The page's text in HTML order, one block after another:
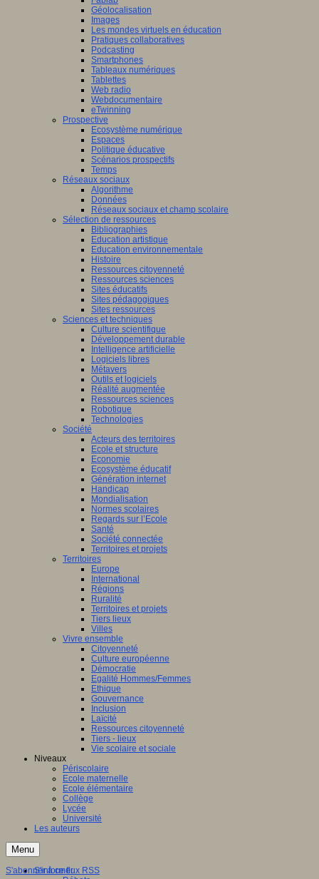
Géolocalisation
Images
Les mondes virtuels en éducation
Pratiques collaboratives
Podcasting
Smartphones
Tableaux numériques
Tablettes
Web radio
Webdocumentaire
eTwinning
Prospective
Ecosystème numérique
Espaces
Politique éducative
Scénarios prospectifs
Temps
Réseaux sociaux
Algorithme
Données
Réseaux sociaux et champ scolaire
Sélection de ressources
Bibliographies
Education artistique
Education environnementale
Histoire
Ressources citoyenneté
Ressources sciences
Sites éducatifs
Sites pédagogiques
Sites ressources
Sciences et techniques
Culture scientifique
Développement durable
Intelligence artificielle
Logiciels libres
Métavers
Outils et logiciels
Réalité augmentée
Ressources sciences
Robotique
Technologies
Société
Acteurs des territoires
Ecole et structure
Economie
Ecosystème éducatif
Génération internet
Handicap
Mondialisation
Normes scolaires
Regards sur l’Ecole
Santé
Société connectée
Territoires et projets
Territoires
Europe
International
Régions
Ruralité
Territoires et projets
Tiers lieux
Villes
Vivre ensemble
Citoyenneté
Culture européenne
Démocratie
Egalité Hommes/Femmes
Ethique
Gouvernance
Inclusion
Laïcité
Ressources citoyenneté
Tiers - lieux
Vie scolaire et sociale
Niveaux
Périscolaire
Ecole maternelle
Ecole élémentaire
Collège
Lycée
Université
Les auteurs
Menu
S'informer
S'abonner à ce flux RSS